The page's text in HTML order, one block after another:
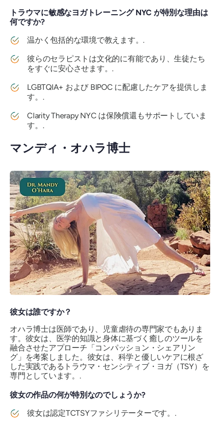
トラウマに敏感なヨガトレーニング NYC が特別な理由は
何ですか?
温かく包括的な環境で教えます。.
彼らのセラピストは文化的に有能であり、生徒たち
をすぐに安心させます。.
LGBTQIA+ および BIPOC に配慮したケアを提供しま
す。.
Clarity Therapy NYC は保険償還もサポートしていま
す。.
マンディ・オハラ博士
彼女は誰ですか？
オハラ博士は医師であり、児童虐待の専門家でもありま
す。彼女は、医学的知識と身体に基づく癒しのツールを
融合させたアプローチ「コンパッション・シェアリン
グ」を考案しました。彼女は、科学と優しいケアに根ざ
した実践であるトラウマ・センシティブ・ヨガ（TSY）を
専門としています。.
彼女の作品の何が特別なのでしょうか?
彼女は認定TCTSYファシリテーターです。.